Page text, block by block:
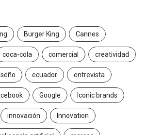
Burger King Cannes
coca-cola comercial creatividad
ecuador entrevista
Google Iconic brands
innovación Innovation